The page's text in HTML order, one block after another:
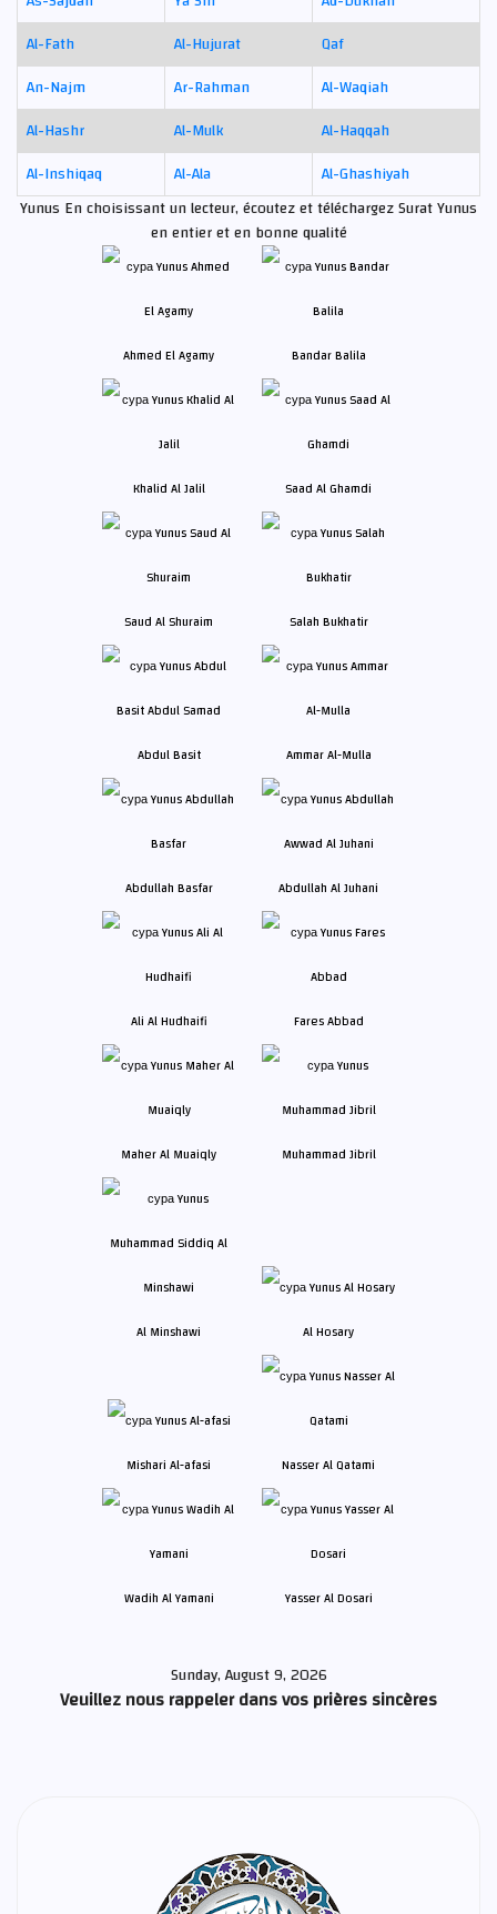
Al-Fath
Al-Hujurat
Qaf
An-Najm
Ar-Rahman
Al-Waqiah
Al-Hashr
Al-Mulk
Al-Haqqah
Al-Inshiqaq
Al-Ala
Al-Ghashiyah
Yunus En choisissant un lecteur, écoutez et téléchargez Surat Yunus
en entier et en bonne qualité
Ahmed El Agamy Bandar Balila
Khalid Al Jalil Saad Al Ghamdi
Saud Al Shuraim Salah Bukhatir
Abdul Basit Ammar Al-Mulla
Abdullah Basfar Abdullah Al Juhani
Ali Al Hudhaifi Fares Abbad
Maher Al Muaiqly Muhammad Jibril
Al Minshawi Al Hosary
Mishari Al-afasi Nasser Al Qatami
Wadih Al Yamani Yasser Al Dosari
Sunday, August 9, 2026
Veuillez nous rappeler dans vos prières sincères